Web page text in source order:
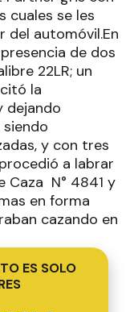
cuales se les
del automóvil.En
de dos
22LR; un
la
dejando
y con tres
a labrar
Caza N° 4841 y
en forma
cazando en
ES SOLO